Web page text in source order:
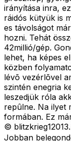
irányítása inra,
ráidós kütyük is
es távolságot
hozni. Tehát
42millió/gép.
lehet, ha képes
közben
lévõ vezérlõvel
szintén enegria
leszedjük róla
repûlne. Na ilyet
formában. Ez
© blitzkrieg1
Jobban